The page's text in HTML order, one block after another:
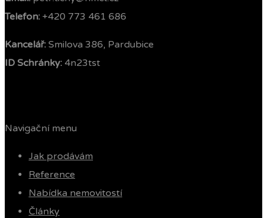
Telefon: ‭ +420 773 461 686‬
Kancelář: Smilova 386, Pardubice
ID Schránky: 4n23tst
Navigační menu
Jak prodávám
Reference
Nabídka nemovitostí
Články